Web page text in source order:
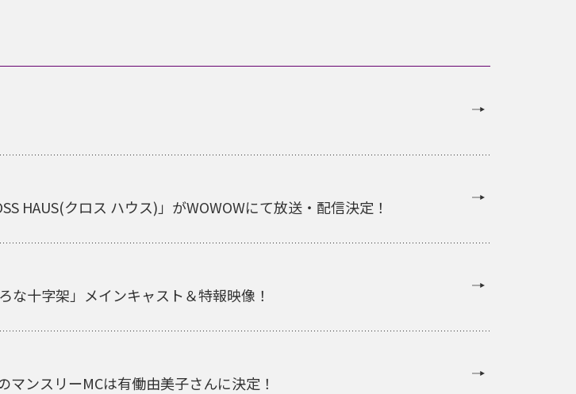
HAUS(クロス ハウス)」がWOWOWにて放送・配信決定！
十字架」メインキャスト＆特報映像！
ンスリーMCは有働由美子さんに決定！